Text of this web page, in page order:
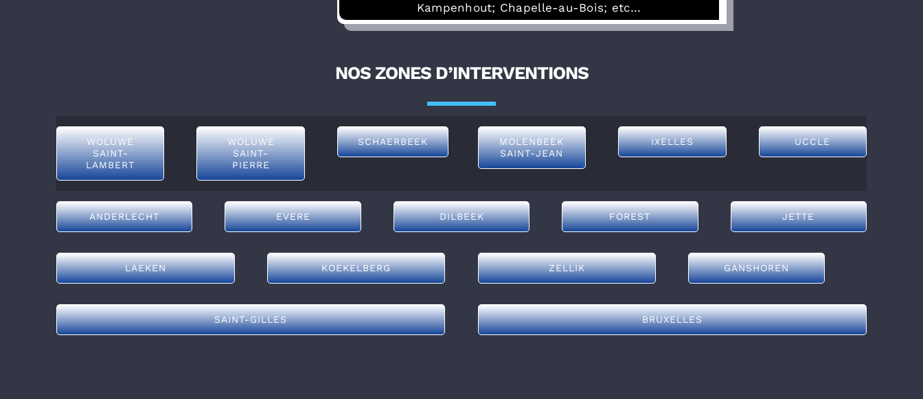
Kampenhout; Chapelle-au-Bois; etc…
NOS ZONES D’INTERVENTIONS
WOLUWE
SAINT-
LAMBERT
WOLUWE
SAINT-
PIERRE
SCHAERBEEK
MOLENBEEK
SAINT-JEAN
IXELLES UCCLE
ANDERLECHT EVERE DILBEEK FOREST JETTE
LAEKEN KOEKELBERG ZELLIK GANSHOREN
SAINT-GILLES BRUXELLES